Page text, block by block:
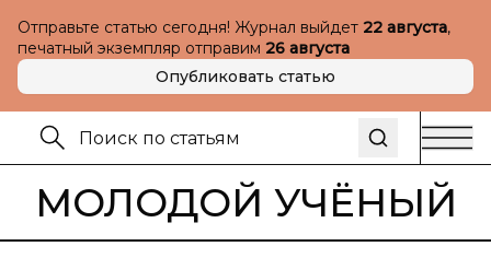
Отправьте статью сегодня! Журнал выйдет 22 августа,
печатный экземпляр отправим 26 августа
Опубликовать статью
МОЛОДОЙ УЧЁНЫЙ